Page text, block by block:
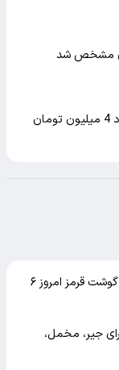
مشخص شد
خبر مهم برای سرپرستان خانوار / حساب این افراد 4 میلیون تومان
گوشت خورشتی کیلویی چند ؟! + لیست قیمت گوشت قرمز امروز ۶
جیر، مخمل،